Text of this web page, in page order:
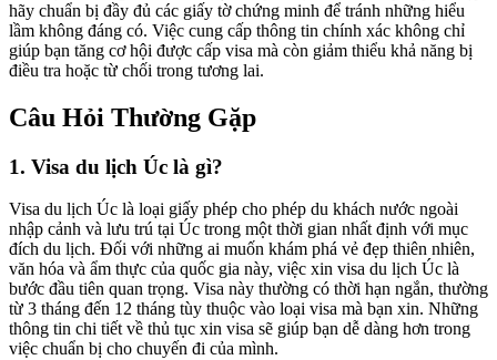
hãy chuẩn bị đầy đủ các giấy tờ chứng minh để tránh những hiểu
lầm không đáng có. Việc cung cấp thông tin chính xác không chỉ
giúp bạn tăng cơ hội được cấp visa mà còn giảm thiểu khả năng bị
điều tra hoặc từ chối trong tương lai.
Câu Hỏi Thường Gặp
1. Visa du lịch Úc là gì?
Visa du lịch Úc là loại giấy phép cho phép du khách nước ngoài
nhập cảnh và lưu trú tại Úc trong một thời gian nhất định với mục
đích du lịch. Đối với những ai muốn khám phá vẻ đẹp thiên nhiên,
văn hóa và ẩm thực của quốc gia này, việc xin visa du lịch Úc là
bước đầu tiên quan trọng. Visa này thường có thời hạn ngắn, thường
từ 3 tháng đến 12 tháng tùy thuộc vào loại visa mà bạn xin. Những
thông tin chi tiết về thủ tục xin visa sẽ giúp bạn dễ dàng hơn trong
việc chuẩn bị cho chuyến đi của mình.